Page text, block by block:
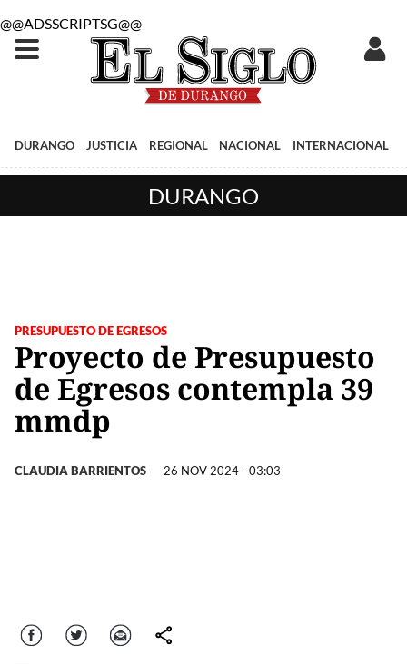
@@ADSSCRIPTSG@@
DURANGO JUSTICIA REGIONAL NACIONAL INTERNACIONAL
DURANGO
PRESUPUESTO DE EGRESOS
Proyecto de Presupuesto
de Egresos contempla 39
mmdp
CLAUDIA BARRIENTOS 26 NOV 2024 - 03:03
Facebook Twitter Correo comparte